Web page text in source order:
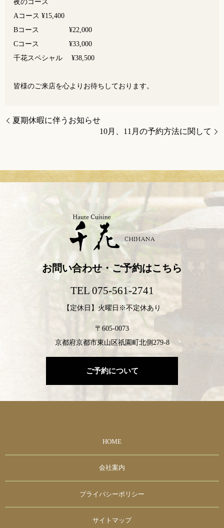
夜のコース
Aコース ¥15,400
Bコース ¥22,000
Cコース ¥33,000
千花スペシャル ¥38,500
皆様のご来店を心よりお待ちしております。
夏期休暇に伴うお知らせ
10月、11月の予約方法に関して
お問い合わせ・ご予約はこちら
TEL 075-561-2741
【定休日】火曜日※不定休あり
〒605-0073
京都府京都市東山区祇園町北側279-8
ご予約について
HOME
会社案内
プライバシーポリシー
サイトマップ